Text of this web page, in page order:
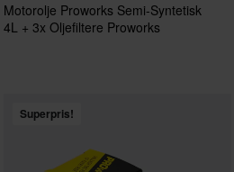
Motorolje Proworks Semi-Syntetisk
4L + 3x Oljefiltere Proworks
Superpris!